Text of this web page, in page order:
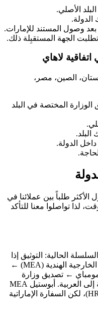
الأصلي.
الدولة.
بعد وصول المستند للإمارات.
تطلبت الجهة المستقبِلة ذلك.
لاهاي
الصين، مصر،
المختصة في البلد
البلد.
داخل الدولة.
طلباً بين عملائنا في
لذا تواصلوا معنا للتأكد
انضمت لاتفاقية لاهاي عام 2005. السلسلة الحالية: التوثيق إذا
كان مطلوباً ← أبوستيل وزارة الشؤون الخارجية الهندية (MEA) ←
مومباي ← تصديق وزارة
الخارجية الإماراتية ← الترجمة القانونية إلى العربية. أبوستيل MEA
حلّ محل السلسلة القديمة (HRD + MEA)، لكن السفارة الإماراتية